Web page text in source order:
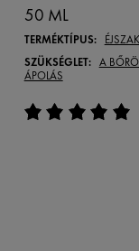
50 ML
TERMÉKTÍPUS:
SZÜKSÉGLET: A
ÁPOLÁS